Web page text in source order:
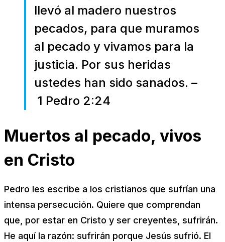
llevó al madero nuestros
pecados, para que muramos
al pecado y vivamos para la
justicia. Por sus heridas
ustedes han sido sanados. –
1 Pedro 2:24
Muertos al pecado, vivos
en Cristo
Pedro les escribe a los cristianos que sufrían una
intensa persecución. Quiere que comprendan
que, por estar en Cristo y ser creyentes, sufrirán.
He aquí la razón: sufrirán porque Jesús sufrió. El